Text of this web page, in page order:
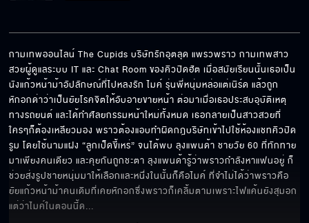
กามเทพออนไลน์ The Cupids บริษัทรักอุตลุด แพรวพราว กามเทพสาว
สวยผู้ดูแลระบบ IT และ Chat Room ของคิวปิดฮัต เมื่อสมัยเรียนนั้นเธอเป็น
นังแก้วหน้าม้าอัปลักษณ์ที่ไปหลงรัก ไมค์ รุ่นพี่หนุ่มหล่อแต่เนิร์ด แล้วถูก
หักอกด่าว่าเป็นยัยโรคจิตให้อับอายขายหน้า ต่อมาเมื่อเธอประสบอุบัติเหตุ
ทางรถยนต์ และได้ทำศัลยกรรมหน้าใหม่ทั้งหมด เธอกลายเป็นสาวสวยที่
ใครๆก็ต้องเหลียวมอง พราวต้องแอบทำผิดกฎบริษัทเข้าไปใช้ห้องแชทคิวปิด
รูม โดยใช้นามแฝง “ลูกเป็ดขี้เหร่” จนได้พบ ลุงแพนด้า ชายวัย 60 ที่ทักทาย
มาเพียงคนเดียว และคุยกันถูกชะตา ลุงแพนด้ารู้ว่าพราวกำลังหาแฟนอยู่ ก็
ช่วยส่งรูปชายหนุ่มมาให้เลือกและหนึ่งในนั้นก็คือไมค์ ที่จำไม่ได้ว่าพราวคือ
ยัยแก้วหน้าม้าคนเดิมที่เคยหักอกซึ่งพราวก็เคลิ้มตามเพราะไฟแค้นยังสุมอก
แต่ว่าไมค์ในตอนนี้ด...